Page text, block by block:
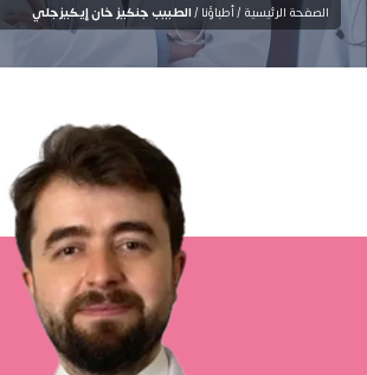
الصفحة الرئيسية /أطباؤنا /الطبيب جنكيز خان إيكيزجلي